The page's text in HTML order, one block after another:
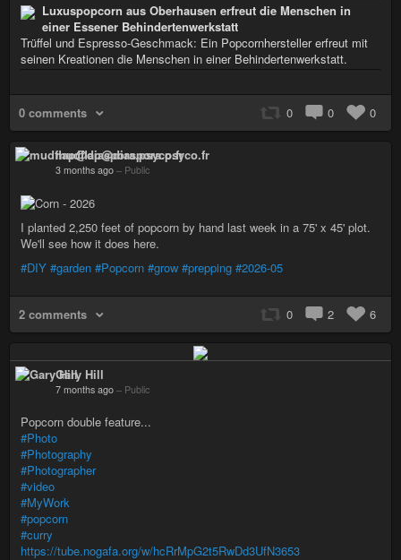
Luxuspopcorn aus Oberhausen erfreut die Menschen in
einer Essener Behindertenwerkstatt
Trüffel und Espresso-Geschmack: Ein Popcornhersteller erfreut mit
seinen Kreationen die Menschen in einer Behindertenwerkstatt.
0 comments 0 0 0
mudflap@diaspora.psyco.fr
3 months ago – Public
I planted 2,250 feet of popcorn by hand last week in a 75' x 45' plot.
We'll see how it does here.
#DIY #garden #Popcorn #grow #prepping #2026-05
2 comments 0 2 6
Gary Hill
7 months ago – Public
Popcorn double feature...
#Photo
#Photography
#Photographer
#video
#MyWork
#popcorn
#curry
https://tube.nogafa.org/w/hcRrMpG2t5RwDd3UfN3653